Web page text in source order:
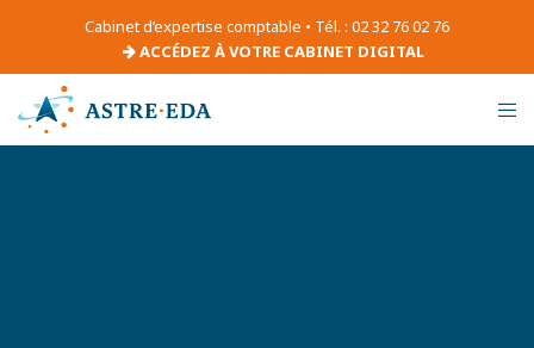
Cabinet d’expertise comptable • Tél. : 02 32 76 02 76
ACCÉDEZ À VOTRE CABINET DIGITAL